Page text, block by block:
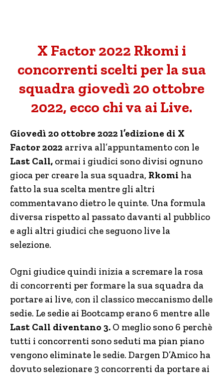
X Factor 2022 Rkomi i
concorrenti scelti per la sua
squadra giovedì 20 ottobre
2022, ecco chi va ai Live.
Giovedì 20 ottobre 2022 l’edizione di X
Factor 2022 arriva all’appuntamento con le
Last Call, ormai i giudici sono divisi ognuno
gioca per creare la sua squadra, Rkomi ha
fatto la sua scelta mentre gli altri
commentavano dietro le quinte. Una formula
diversa rispetto al passato davanti al pubblico
e agli altri giudici che seguono live la
selezione.
Ogni giudice quindi inizia a scremare la rosa
di concorrenti per formare la sua squadra da
portare ai live, con il classico meccanismo delle
sedie. Le sedie ai Bootcamp erano 6 mentre alle
Last Call diventano 3. O meglio sono 6 perchè
tutti i concorrenti sono seduti ma pian piano
vengono eliminate le sedie. Dargen D’Amico ha
dovuto selezionare 3 concorrenti da portare ai